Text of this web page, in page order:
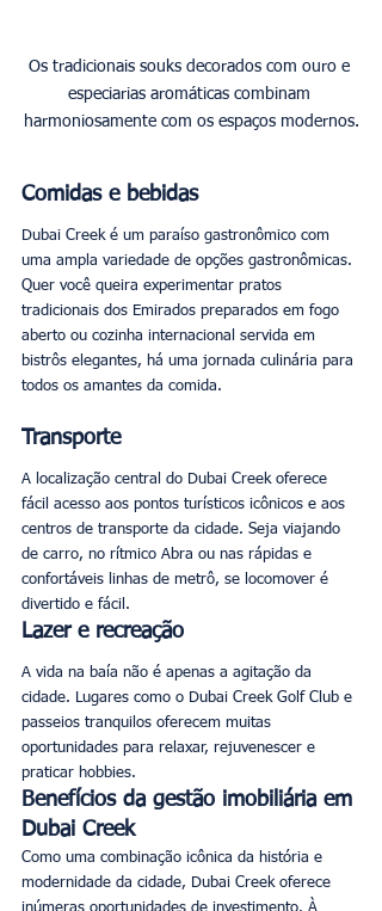
Os tradicionais souks decorados com ouro e
especiarias aromáticas combinam
harmoniosamente com os espaços modernos.
Comidas e bebidas
Dubai Creek é um paraíso gastronômico com
uma ampla variedade de opções gastronômicas.
Quer você queira experimentar pratos
tradicionais dos Emirados preparados em fogo
aberto ou cozinha internacional servida em
bistrôs elegantes, há uma jornada culinária para
todos os amantes da comida.
Transporte
A localização central do Dubai Creek oferece
fácil acesso aos pontos turísticos icônicos e aos
centros de transporte da cidade. Seja viajando
de carro, no rítmico Abra ou nas rápidas e
confortáveis linhas de metrô, se locomover é
divertido e fácil.
Lazer e recreação
A vida na baía não é apenas a agitação da
cidade. Lugares como o Dubai Creek Golf Club e
passeios tranquilos oferecem muitas
oportunidades para relaxar, rejuvenescer e
praticar hobbies.
Benefícios da gestão imobiliária em
Dubai Creek
Como uma combinação icônica da história e
modernidade da cidade, Dubai Creek oferece
inúmeras oportunidades de investimento. À